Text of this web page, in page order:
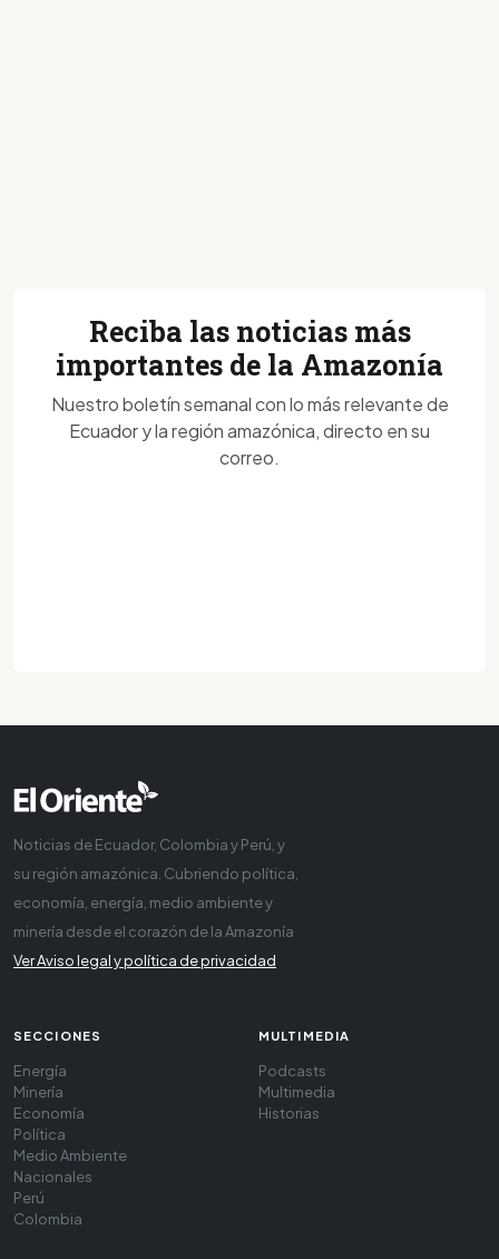
Reciba las noticias más
importantes de la Amazonía
Nuestro boletín semanal con lo más relevante de
Ecuador y la región amazónica, directo en su
correo.
Noticias de Ecuador, Colombia y Perú, y
su región amazónica. Cubriendo política,
economía, energía, medio ambiente y
minería desde el corazón de la Amazonía
Ver Aviso legal y política de privacidad
SECCIONES
Energía
Minería
Economía
Política
Medio Ambiente
Nacionales
Perú
Colombia
MULTIMEDIA
Podcasts
Multimedia
Historias